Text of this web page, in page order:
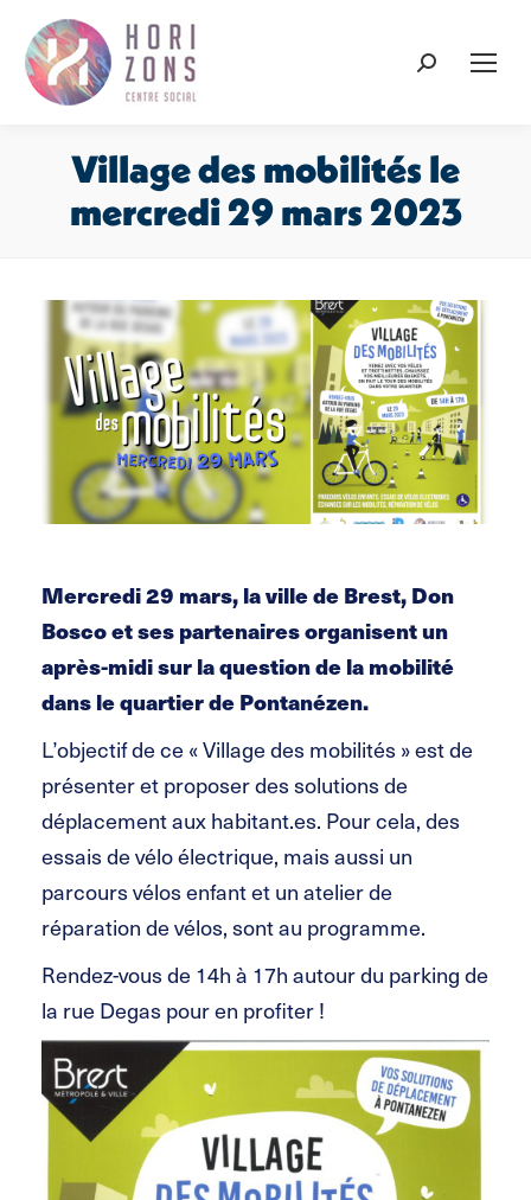
Recherche
Village des mobilités le
mercredi 29 mars 2023
Mercredi 29 mars, la ville de Brest, Don
Bosco et ses partenaires organisent un
après-midi sur la question de la mobilité
dans le quartier de Pontanézen.
L’objectif de ce « Village des mobilités » est de
présenter et proposer des solutions de
déplacement aux habitant.es. Pour cela, des
essais de vélo électrique, mais aussi un
parcours vélos enfant et un atelier de
réparation de vélos, sont au programme.
Rendez-vous de 14h à 17h autour du parking de
la rue Degas pour en profiter !